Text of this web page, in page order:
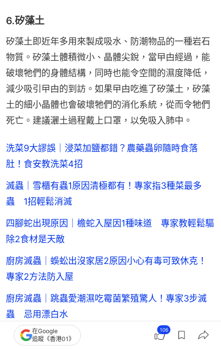
6.矽藻土
矽藻土即近年多用來製成吸水、防潮物品的一種岩石
物質。矽藻土體積微小、晶體尖銳，當曱甴經過，能
破壞牠們的身體結構，同時也能令空間的濕度降低，
減少吸引曱甴的到訪。如果曱甴吃進了矽藻土，矽藻
土的細小晶體也會破壞牠們的消化系統，從而令牠們
死亡。建議灑土過程戴上口罩，以免吸入肺中。
洗菜9大謬誤｜浸菜加鹽都錯？農藥蟲卵隨時食落
肚！食安教洗菜4招
滅蟲｜雪櫃有蟲1原因清極都有！專家指3種菜最多
蟲 1招輕鬆消滅
四腳蛇出現原因｜檐蛇入屋因1種味道 專家教輕鬆驅
除2食材是天敵
廚房滅蟲｜蜈蚣出沒家居2原因小心有毒可致休克！
專家2方法防入屋
廚房滅蟲｜跳蟲愛潮濕吃霉菌繁殖驚人！專家3步滅
蟲 忌用漂白水
朱古力有蟲｜放廚櫃一開封即見白點蠕動！食安中心
在Google
追蹤《香港01》
106